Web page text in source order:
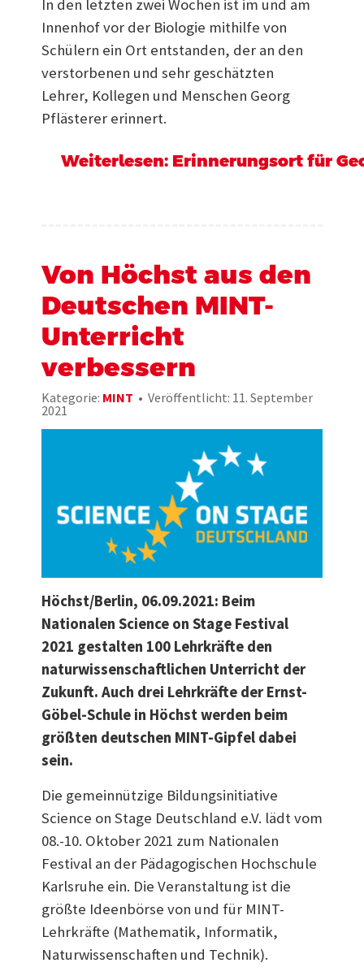
In den letzten zwei Wochen ist im und am
Innenhof vor der Biologie mithilfe von
Schülern ein Ort entstanden, der an den
verstorbenen und sehr geschätzten
Lehrer, Kollegen und Menschen Georg
Pflästerer erinnert.
Weiterlesen: Erinnerungsort für
Von Höchst aus den
Deutschen MINT-
Unterricht
verbessern
Kategorie: MINT
Veröffentlicht: 11. September
2021
Höchst/Berlin, 06.09.2021: Beim
Nationalen Science on Stage Festival
2021 gestalten 100 Lehrkräfte den
naturwissenschaftlichen Unterricht der
Zukunft. Auch drei Lehrkräfte der Ernst-
Göbel-Schule in Höchst werden beim
größten deutschen MINT-Gipfel dabei
sein.
Die gemeinnützige Bildungsinitiative
Science on Stage Deutschland e.V. lädt vom
08.-10. Oktober 2021 zum Nationalen
Festival an der Pädagogischen Hochschule
Karlsruhe ein. Die Veranstaltung ist die
größte Ideenbörse von und für MINT-
Lehrkräfte (Mathematik, Informatik,
Naturwissenschaften und Technik).